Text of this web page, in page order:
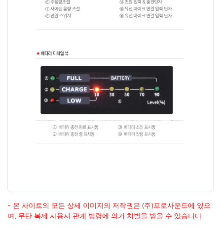
- 본 사이트의 모든 상세 이미지의 저작권은 (주)프로사운드에 있으
며, 무단 복제 사용시 관계 법령에 의거 처벌을 받을 수 있습니다